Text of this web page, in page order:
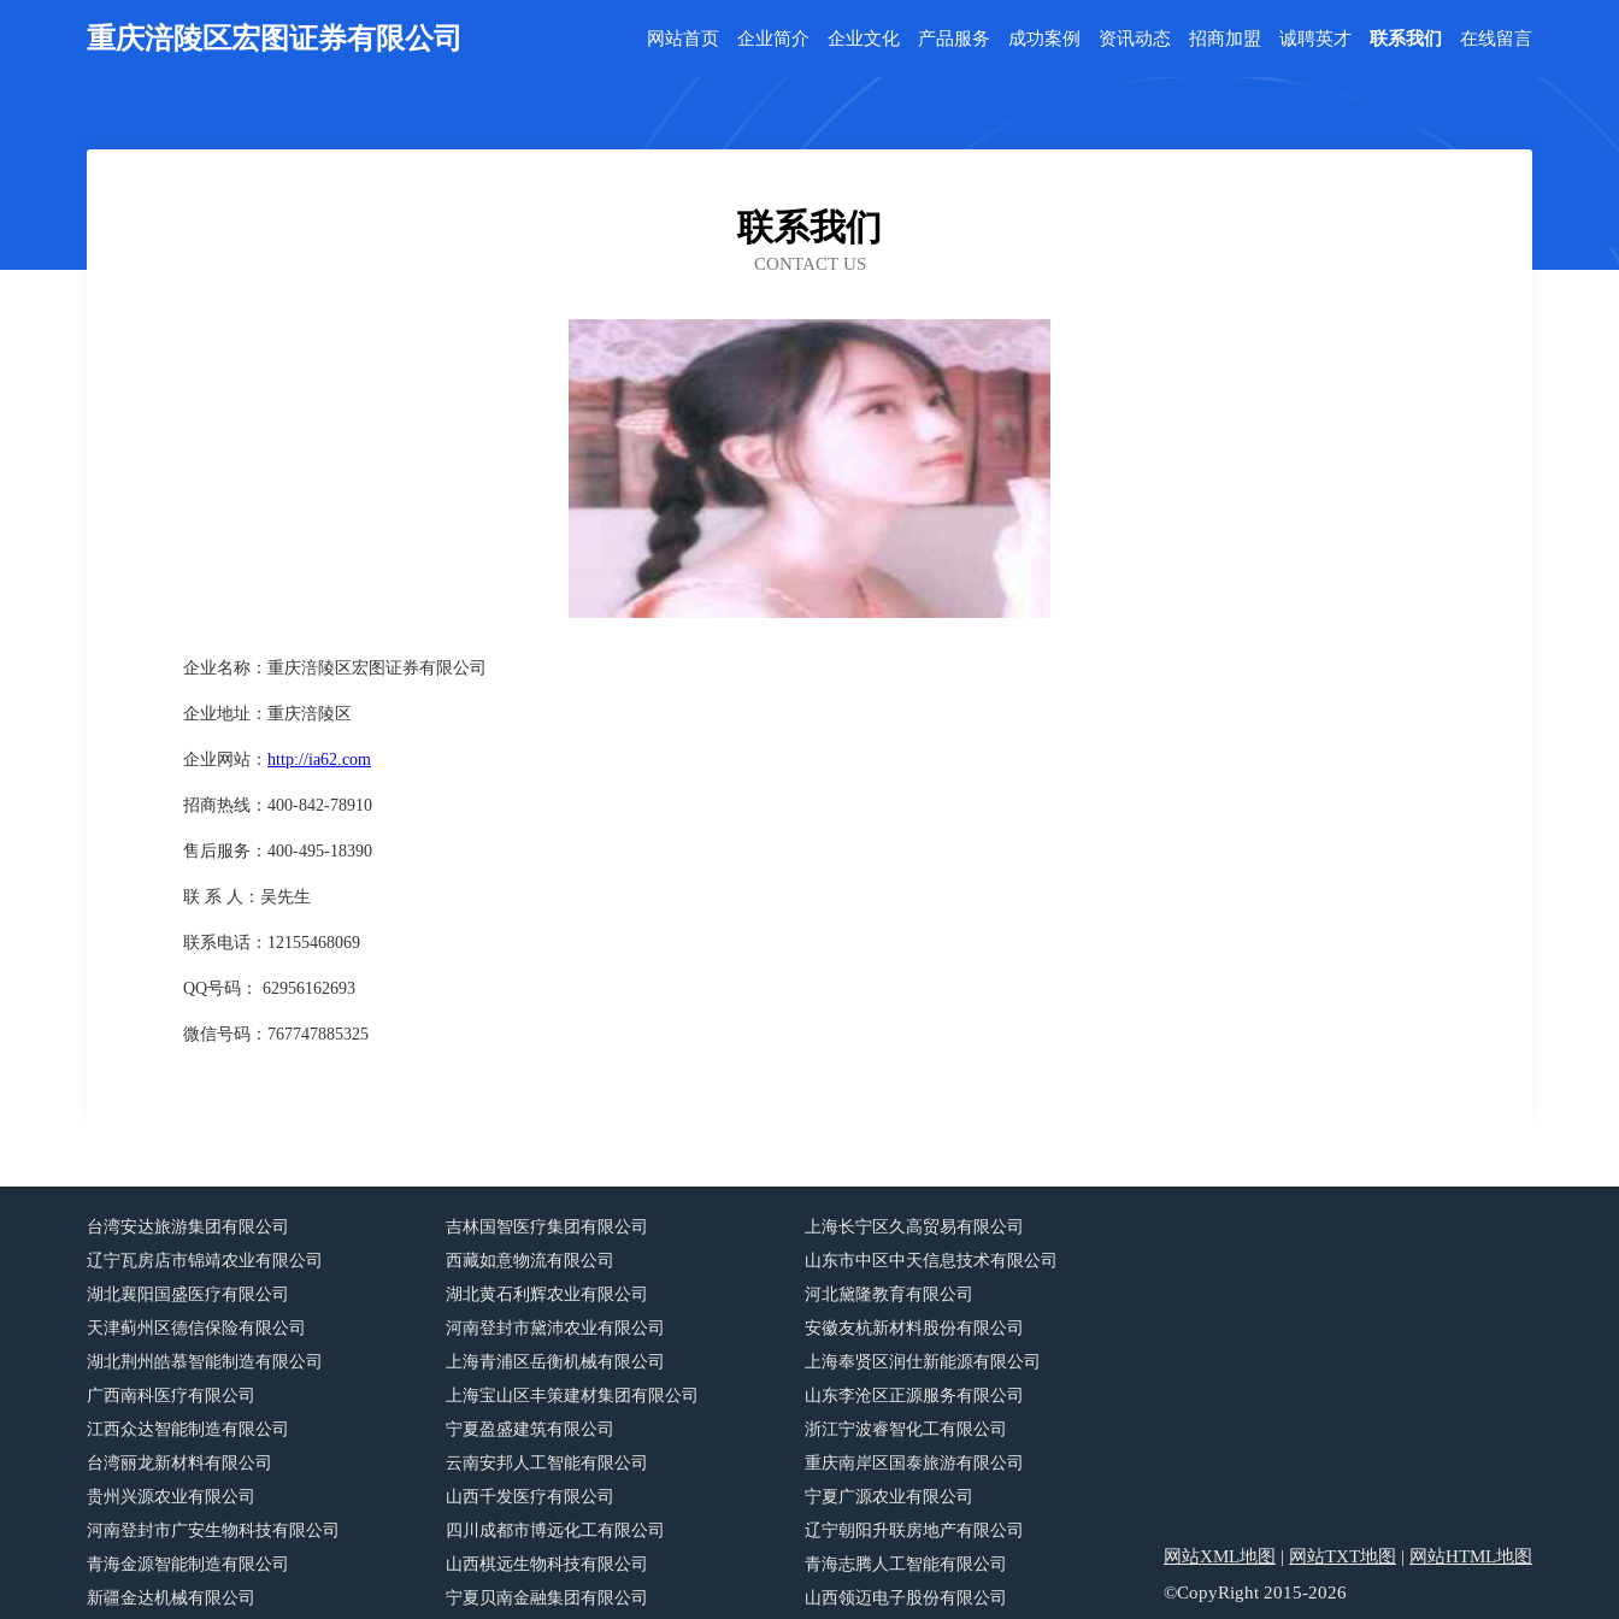
重庆涪陵区宏图证券有限公司 网站首页 企业简介 企业文化 产品服务 成功案例 资讯动态 招商加盟 诚聘英才 联系我们 在线留言
联系我们
CONTACT US
企业名称：重庆涪陵区宏图证券有限公司
企业地址：重庆涪陵区
企业网站： http://ia62.com
招商热线：400-842-78910
售后服务：400-495-18390
联 系 人：吴先生
联系电话：12155468069
QQ号码： 62956162693
微信号码：767747885325
台湾安达旅游集团有限公司 吉林国智医疗集团有限公司
上海长宁区久高贸易有限公司
辽宁瓦房店市锦靖农业有限公司
西藏如意物流有限公司
山东市中区中天信息技术有限公司
湖北襄阳国盛医疗有限公司
湖北黄石利辉农业有限公司
河北黛隆教育有限公司
天津蓟州区德信保险有限公司
河南登封市黛沛农业有限公司
安徽友杭新材料股份有限公司
湖北荆州皓慕智能制造有限公司
上海青浦区岳衡机械有限公司
上海奉贤区润仕新能源有限公司
广西南科医疗有限公司
上海宝山区丰策建材集团有限公司
山东李沧区正源服务有限公司
江西众达智能制造有限公司
宁夏盈盛建筑有限公司
浙江宁波睿智化工有限公司
台湾丽龙新材料有限公司
云南安邦人工智能有限公司
重庆南岸区国泰旅游有限公司
贵州兴源农业有限公司
山西千发医疗有限公司
宁夏广源农业有限公司
河南登封市广安生物科技有限公司
四川成都市博远化工有限公司
辽宁朝阳升联房地产有限公司
青海金源智能制造有限公司
山西棋远生物科技有限公司
青海志腾人工智能有限公司
新疆金达机械有限公司
宁夏贝南金融集团有限公司 山西领迈电子股份有限公司
网站XML地图 | 网站TXT地图 | 网站HTML地图
©CopyRight 2015-2026